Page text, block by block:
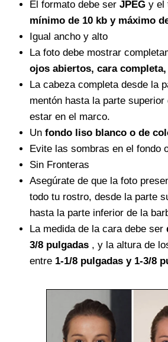
El formato debe ser JPEG y el
mínimo de 10 kb y máximo
Igual ancho y alto
La foto debe mostrar
ojos abiertos, cara
La cabeza completa desde la
mentón hasta la parte superior
estar en el marco.
Un fondo liso blanco o de
Evite las sombras en el fondo
Sin Fronteras
Asegúrate de que la foto
todo tu rostro, desde la parte
hasta la parte inferior de la
La medida de la cara debe ser
3/8 pulgadas , y la altura de
entre 1-1/8 pulgadas y 1-3/8